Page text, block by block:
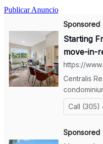
Publicar Anuncio